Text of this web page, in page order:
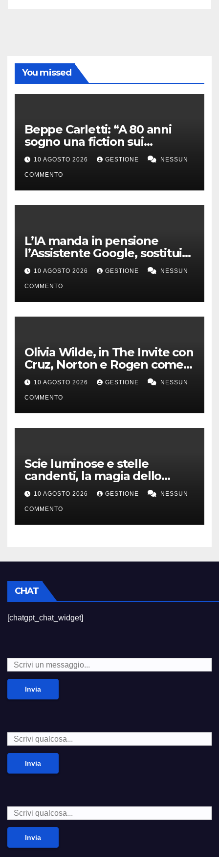
You missed
Beppe Carletti: “A 80 anni
sogno una fiction sui
Nomadi. Sanremo? Sarebbe
bello”
10 AGOSTO 2026 GESTIONE NESSUN
COMMENTO
L’IA manda in pensione
l’Assistente Google, sostituito
da Gemini dal 4 settembre
10 AGOSTO 2026 GESTIONE NESSUN
COMMENTO
Olivia Wilde, in The Invite con
Cruz, Norton e Rogen come
un gruppo jazz
10 AGOSTO 2026 GESTIONE NESSUN
COMMENTO
Scie luminose e stelle
candenti, la magia dello
stargazing
10 AGOSTO 2026 GESTIONE NESSUN
COMMENTO
CHAT
[chatgpt_chat_widget]
Invia
Invia
Invia